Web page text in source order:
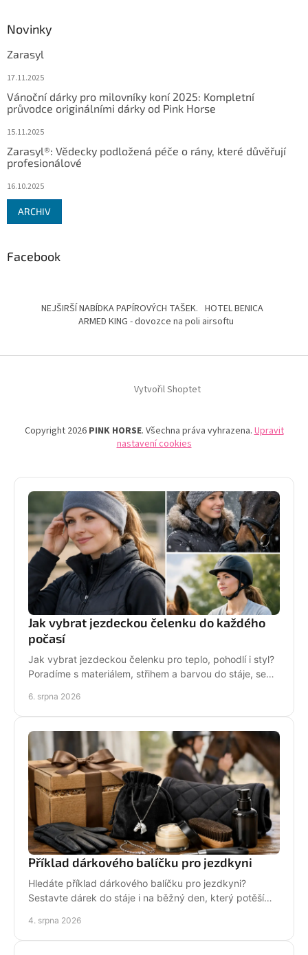
Novinky
Zarasyl
17.11.2025
Vánoční dárky pro milovníky koní 2025: Kompletní
průvodce originálními dárky od Pink Horse
15.11.2025
Zarasyl®: Vědecky podložená péče o rány, které důvěřují
profesionálové
16.10.2025
ARCHIV
Facebook
NEJŠIRŠÍ NABÍDKA PAPÍROVÝCH TAŠEK. HOTEL BENICA
ARMED KING - dovozce na poli airsoftu
Vytvořil Shoptet
Copyright 2026 PINK HORSE. Všechna práva vyhrazena. Upravit
nastavení cookies
Jak vybrat jezdeckou čelenku do každého
počasí
Jak vybrat jezdeckou čelenku pro teplo, pohodlí i styl?
Poradíme s materiálem, střihem a barvou do stáje, sedla
6. srpna 2026
Příklad dárkového balíčku pro jezdkyni
Hledáte příklad dárkového balíčku pro jezdkyni?
Sestavte dárek do stáje i na běžný den, který potěší
4. srpna 2026